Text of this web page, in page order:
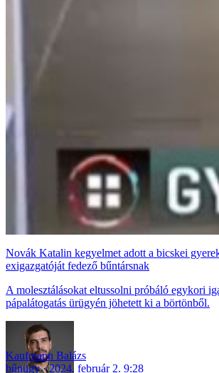
Novák Katalin kegyelmet adott a bicskei
exigazgatóját fedező bűntársnak
A molesztálásokat eltussolni próbáló egykori
pápalátogatás ürügyén jöhetett ki a börtönből.
Kaufmann Balázs
bűnügy
2024. február 2. 9:28